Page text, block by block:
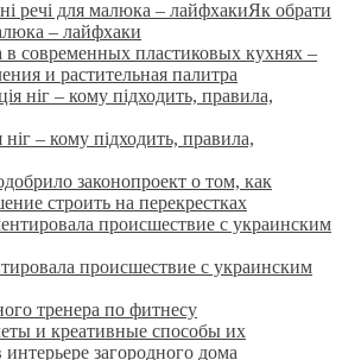
Як обрати
– лайфхаки
современных пластиковых кухнях –
и растительная палитра
ніг – кому підходить, правила,
законопроект о том, как
строить на перекрестках
происшествие с украинским
тренера по фитнесу
и креативные способы их
загородного дома